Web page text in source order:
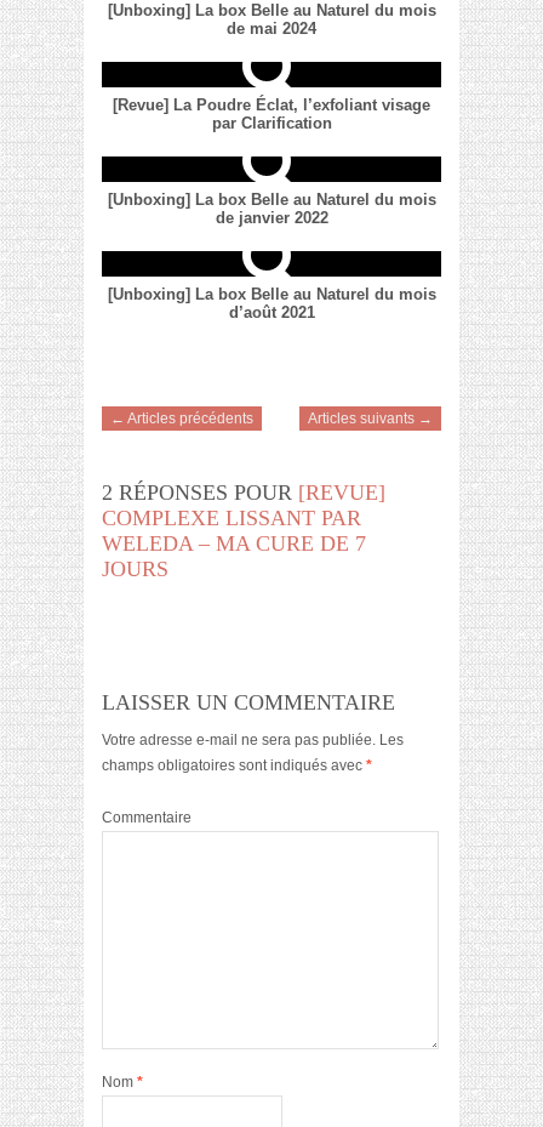
[Unboxing] La box Belle au Naturel du mois
de mai 2024
[Revue] La Poudre Éclat, l’exfoliant visage
par Clarification
[Unboxing] La box Belle au Naturel du mois
de janvier 2022
[Unboxing] La box Belle au Naturel du mois
d’août 2021
← Articles précédents Articles suivants →
2 RÉPONSES POUR [REVUE]
COMPLEXE LISSANT PAR
WELEDA – MA CURE DE 7
JOURS
LAISSER UN COMMENTAIRE
Votre adresse e-mail ne sera pas publiée. Les
champs obligatoires sont indiqués avec *
Commentaire
Nom *